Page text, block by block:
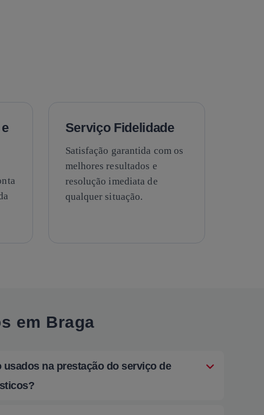
Serviço Fidelidade
Satisfação garantida com os
melhores resultados e
resolução imediata de
qualquer situação.
em Braga
na prestação do serviço de